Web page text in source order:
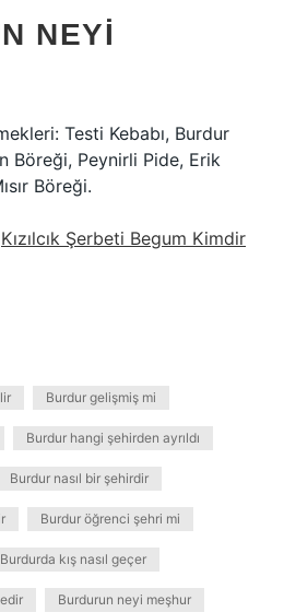
NEYI
Testi Kebabı, Burdur
Böreği, Peynirli Pide, Erik
Böreği.
Kızılcık Şerbeti Begum Kimdir
Burdur gelişmiş mi
Burdur hangi şehirden ayrıldı
Burdur nasıl bir şehirdir
Burdur öğrenci şehri mi
Burdurda kış nasıl geçer
Burdurun neyi meşhur